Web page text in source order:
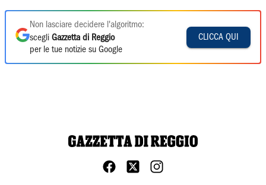
Non lasciare decidere l'algoritmo:
scegli Gazzetta di Reggio
per le tue notizie su Google
CLICCA QUI